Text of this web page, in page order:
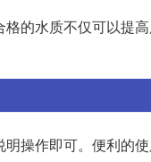
的水质不仅可以提
操作即可。便利的